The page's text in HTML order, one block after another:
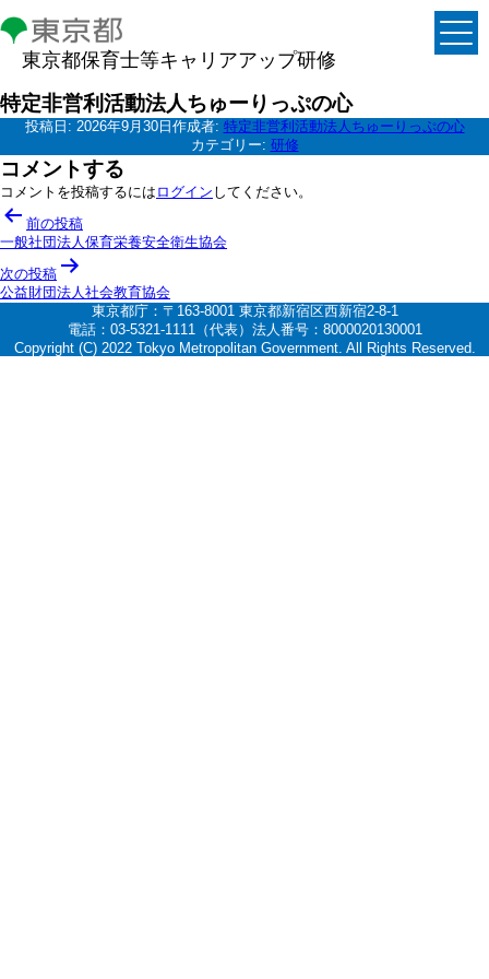
東京都保育士等キャリアアップ研修
特定非営利活動法人ちゅーりっぷの心
投稿日: 2026年9月30日 作成者: 特定非営利活動法人ちゅーりっぷの心
カテゴリー: 研修
コメントする
コメントを投稿するには ログイン してください。
投
稿
ナ
ビ
ー
前の投稿
一般社団法人保育栄養安全衛生協会
次の投稿
公益財団法人社会教育協会
東京都庁：〒163-8001 東京都新宿区西新宿2-8-1
電話：03-5321-1111（代表）法人番号：8000020130001
Copyright (C) 2022 Tokyo Metropolitan Government. All Rights Reserved.